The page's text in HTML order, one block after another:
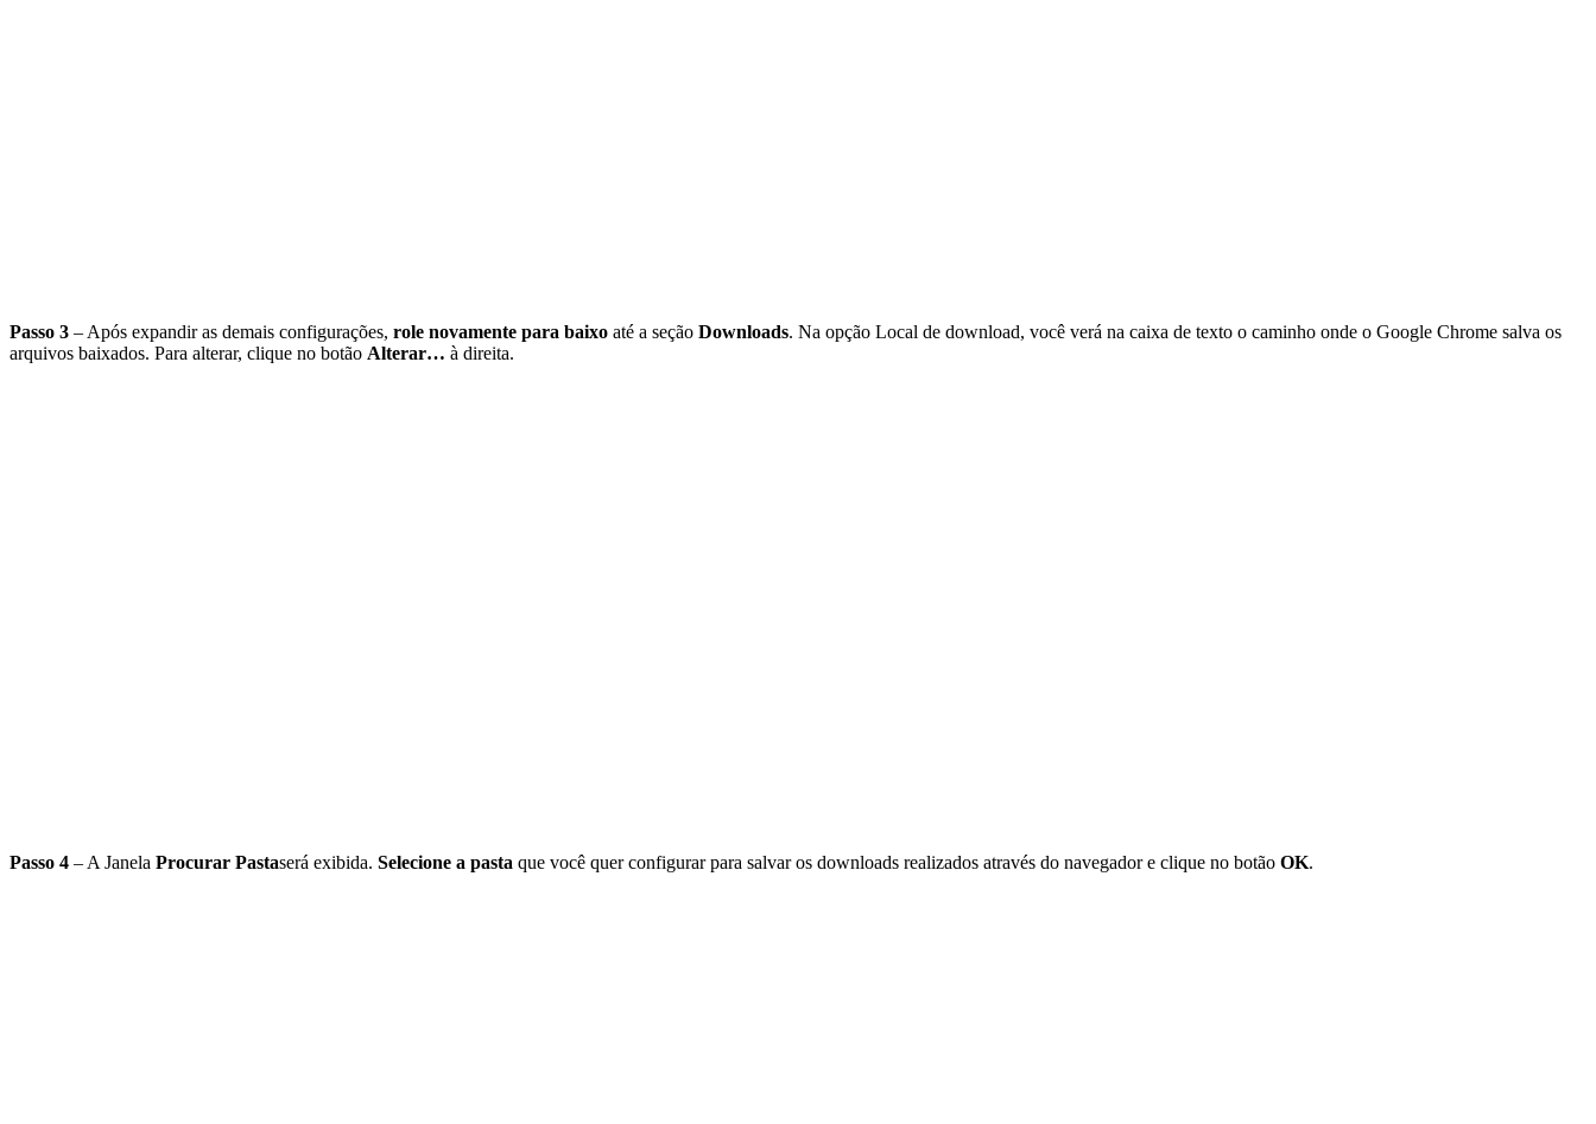
Passo 3 – Após expandir as demais configurações, role novamente para baixo até a seção Downloads. Na opção Local de download, você verá na caixa de texto o caminho onde o Google Chrome salva os
arquivos baixados. Para alterar, clique no botão Alterar… à direita.
Passo 4 – A Janela Procurar Pastaserá exibida. Selecione a pasta que você quer configurar para salvar os downloads realizados através do navegador e clique no botão OK.